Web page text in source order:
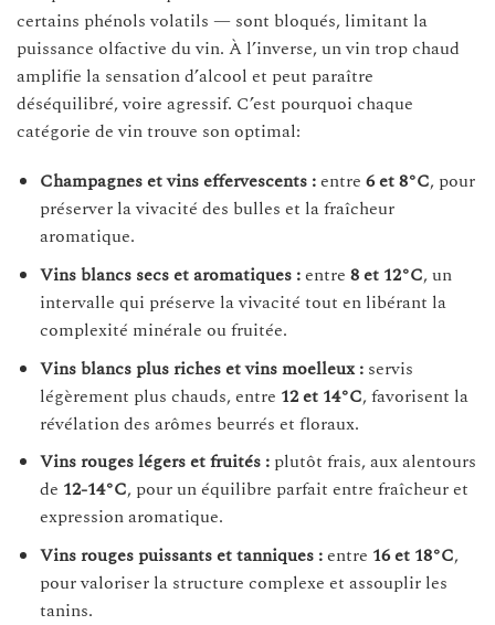
certains phénols volatils — sont bloqués, limitant la
puissance olfactive du vin. À l’inverse, un vin trop chaud
amplifie la sensation d’alcool et peut paraître
déséquilibré, voire agressif. C’est pourquoi chaque
catégorie de vin trouve son optimal:
Champagnes et vins effervescents :entre 6 et 8°C, pour
préserver la vivacité des bulles et la fraîcheur
aromatique.
Vins blancs secs et aromatiques :entre 8 et 12°C, un
intervalle qui préserve la vivacité tout en libérant la
complexité minérale ou fruitée.
Vins blancs plus riches et vins moelleux :servis
légèrement plus chauds, entre 12 et 14°C, favorisent la
révélation des arômes beurrés et floraux.
Vins rouges légers et fruités :plutôt frais, aux alentours
de 12-14°C, pour un équilibre parfait entre fraîcheur et
expression aromatique.
Vins rouges puissants et tanniques :entre 16 et 18°C,
pour valoriser la structure complexe et assouplir les
tanins.